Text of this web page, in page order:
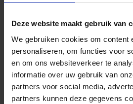
Deze website maakt gebruik van
We gebruiken cookies om content
personaliseren, om functies voor
en om ons websiteverkeer te
informatie over uw gebruik van
partners voor social media,
partners kunnen deze gegevens
Totale